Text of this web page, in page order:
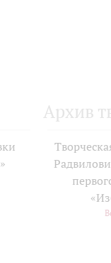
Архив